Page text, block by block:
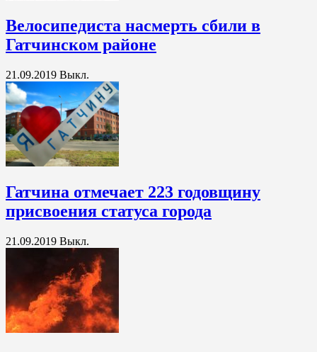
Велосипедиста насмерть сбили в
Гатчинском районе
21.09.2019 Выкл.
Гатчина отмечает 223 годовщину
присвоения статуса города
21.09.2019 Выкл.